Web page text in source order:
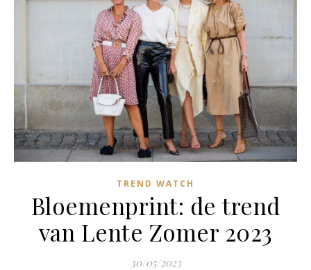
TREND WATCH
Bloemenprint: de trend
van Lente Zomer 2023
30/05/2023